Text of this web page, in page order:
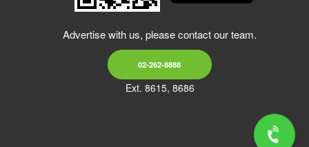
Advertise with us, please contact our team.
02-262-8888
Ext. 8615, 8686